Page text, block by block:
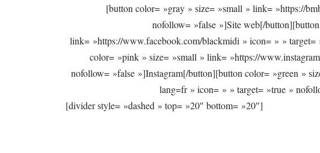
[button color= »gray » size= »small » link= »https://
nofollow= »false »]Site web[/
link= »https://www.facebook.com/blackmidi » icon= » »
color= »pink » size= »small » link= »https://
nofollow= »false »]Instagram[/button][button color= »green »
lang=fr » icon= » » target= »true »
[divider style= »dashed » top= »20″ bottom= »20″]